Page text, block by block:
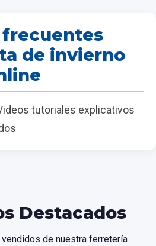
de invierno
tutoriales explicativos
Destacados
de nuestra ferretería